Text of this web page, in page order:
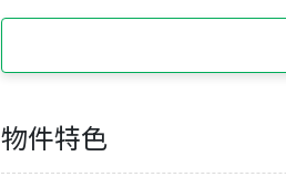
物件特色